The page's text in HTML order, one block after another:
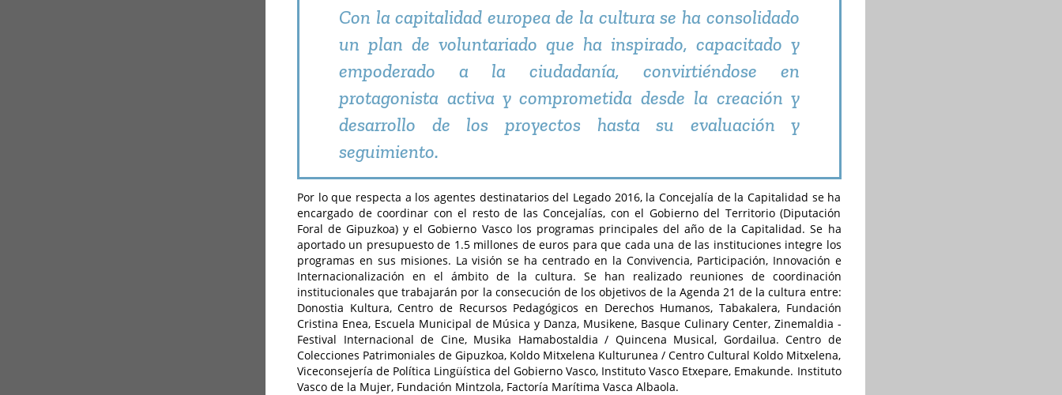
Con la capitalidad europea de la cultura se ha consolidado
un plan de voluntariado que ha inspirado, capacitado y
empoderado a la ciudadanía, convirtiéndose en
protagonista activa y comprometida desde la creación y
desarrollo de los proyectos hasta su evaluación y
seguimiento.
Por lo que respecta a los agentes destinatarios del Legado 2016, la Concejalía de la Capitalidad se ha
encargado de coordinar con el resto de las Concejalías, con el Gobierno del Territorio (Diputación
Foral de Gipuzkoa) y el Gobierno Vasco los programas principales del año de la Capitalidad. Se ha
aportado un presupuesto de 1.5 millones de euros para que cada una de las instituciones integre los
programas en sus misiones. La visión se ha centrado en la Convivencia, Participación, Innovación e
Internacionalización en el ámbito de la cultura. Se han realizado reuniones de coordinación
institucionales que trabajarán por la consecución de los objetivos de la Agenda 21 de la cultura entre:
Donostia Kultura, Centro de Recursos Pedagógicos en Derechos Humanos, Tabakalera, Fundación
Cristina Enea, Escuela Municipal de Música y Danza, Musikene, Basque Culinary Center, Zinemaldia -
Festival Internacional de Cine, Musika Hamabostaldia / Quincena Musical, Gordailua. Centro de
Colecciones Patrimoniales de Gipuzkoa, Koldo Mitxelena Kulturunea / Centro Cultural Koldo Mitxelena,
Viceconsejería de Política Lingüística del Gobierno Vasco, Instituto Vasco Etxepare, Emakunde. Instituto
Vasco de la Mujer, Fundación Mintzola, Factoría Marítima Vasca Albaola.